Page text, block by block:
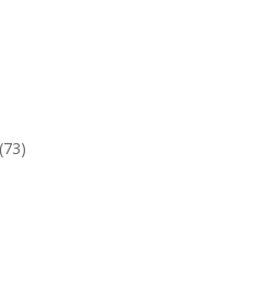
(73)